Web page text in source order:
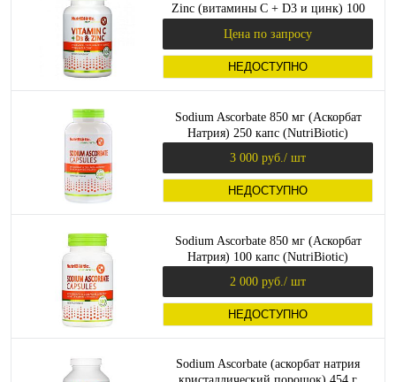
Zinc (витамины C + D3 и цинк) 100
Цена по запросу
НЕДОСТУПНО
Sodium Ascorbate 850 мг (Аскорбат
Натрия) 250 капс (NutriBiotic)
3 000 руб. / шт
НЕДОСТУПНО
Sodium Ascorbate 850 мг (Аскорбат
Натрия) 100 капс (NutriBiotic)
2 000 руб. / шт
НЕДОСТУПНО
Sodium Ascorbate (аскорбат натрия